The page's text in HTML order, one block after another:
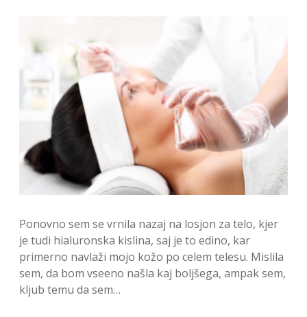
Ponovno sem se vrnila nazaj na losjon za telo, kjer
je tudi hialuronska kislina, saj je to edino, kar
primerno navlaži mojo kožo po celem telesu. Mislila
sem, da bom vseeno našla kaj boljšega, ampak sem,
kljub temu da sem…